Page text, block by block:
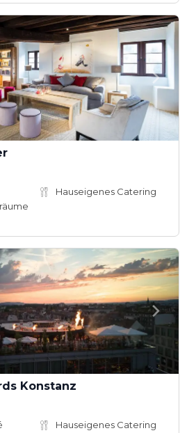
Hauseigenes Catering
Konstanz
Hauseigenes Catering